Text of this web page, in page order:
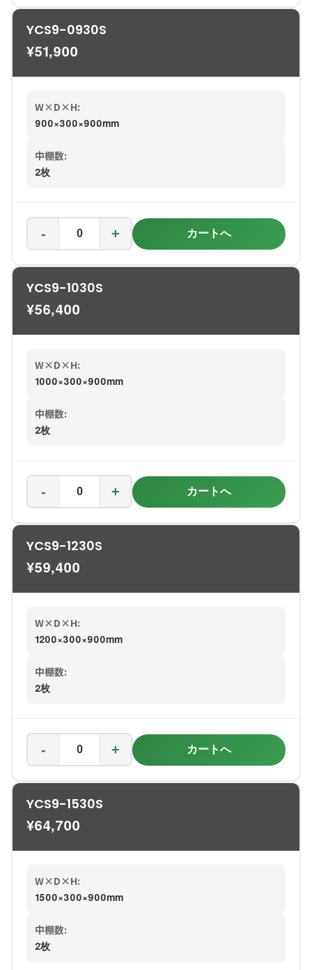
YCS9-0930S
¥51,900
W×D×H:
900×300×900mm
中棚数:
2枚
- + カートへ
YCS9-1030S
¥56,400
W×D×H:
1000×300×900mm
中棚数:
2枚
- + カートへ
YCS9-1230S
¥59,400
W×D×H:
1200×300×900mm
中棚数:
2枚
- + カートへ
YCS9-1530S
¥64,700
W×D×H:
1500×300×900mm
中棚数:
2枚